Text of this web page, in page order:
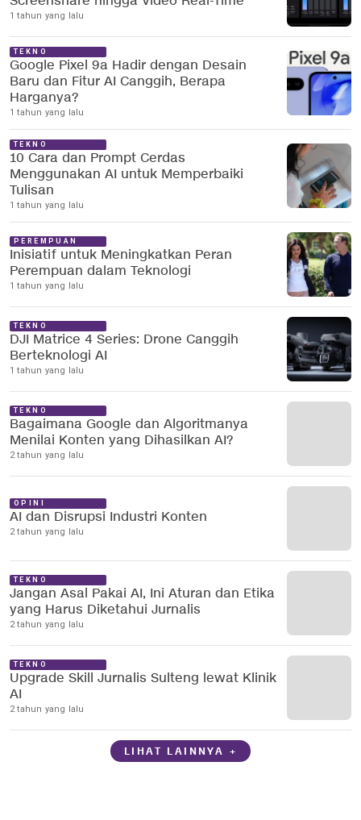
1 tahun yang lalu
TEKNO
Google Pixel 9a Hadir dengan Desain
Baru dan Fitur AI Canggih, Berapa
Harganya?
1 tahun yang lalu
TEKNO
10 Cara dan Prompt Cerdas
Menggunakan AI untuk Memperbaiki
Tulisan
1 tahun yang lalu
PEREMPUAN
Inisiatif untuk Meningkatkan Peran
Perempuan dalam Teknologi
1 tahun yang lalu
TEKNO
DJI Matrice 4 Series: Drone Canggih
Berteknologi AI
1 tahun yang lalu
TEKNO
Bagaimana Google dan Algoritmanya
Menilai Konten yang Dihasilkan AI?
2 tahun yang lalu
OPINI
AI dan Disrupsi Industri Konten
2 tahun yang lalu
TEKNO
Jangan Asal Pakai AI, Ini Aturan dan Etika
yang Harus Diketahui Jurnalis
2 tahun yang lalu
TEKNO
Upgrade Skill Jurnalis Sulteng lewat Klinik
AI
2 tahun yang lalu
LIHAT LAINNYA +